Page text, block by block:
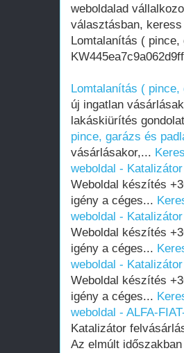
weboldalad
választásban,
Lomtalanítás (
Lomtalanítás (
új ingatlan
lakáskiürítés
pince, garázs és
vásárlásakor,...
weboldal -
Weboldal készítés
igény a céges...
weboldal -
Weboldal készítés
igény a céges...
weboldal -
Weboldal készítés
igény a céges...
weboldal - ALFA-
Katalizátor
Az elmúlt